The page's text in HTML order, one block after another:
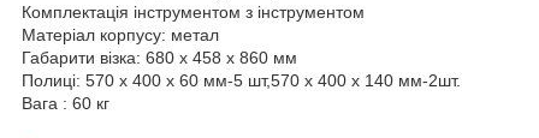
Комплектація інструментом з інструментом
Матеріал корпусу: метал
Габарити візка: 680 x 458 x 860 мм
Полиці: 570 х 400 х 60 мм-5 шт,570 х 400 х 140 мм-2шт.
Вага : 60 кг